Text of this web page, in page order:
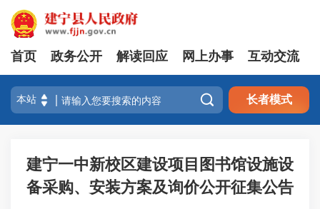
首页 政务公开 解读回应 网上办事 互动交流
 长者模式
建宁一中新校区建设项目图书馆设施设
备采购、安装方案及询价公开征集公告